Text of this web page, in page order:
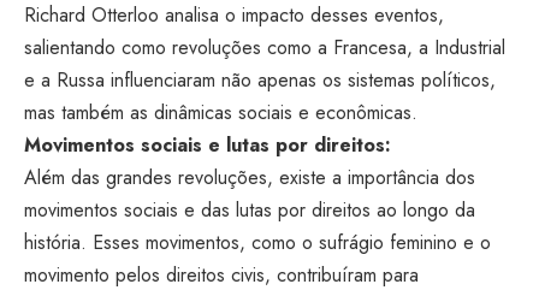
Richard Otterloo analisa o impacto desses eventos,
salientando como revoluções como a Francesa, a Industrial
e a Russa influenciaram não apenas os sistemas políticos,
mas também as dinâmicas sociais e econômicas.
Movimentos sociais e lutas por direitos:
Além das grandes revoluções, existe a importância dos
movimentos sociais e das lutas por direitos ao longo da
história. Esses movimentos, como o sufrágio feminino e o
movimento pelos direitos civis, contribuíram para